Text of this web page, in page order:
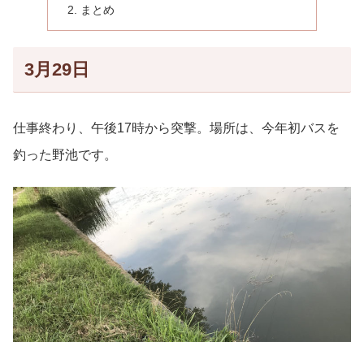
まとめ
3月29日
仕事終わり、午後17時から突撃。場所は、今年初バスを
釣った野池です。